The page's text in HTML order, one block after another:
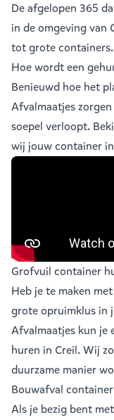
De afgelopen 365
in de omgeving van
totgrote containers.
Hoe wordt een
Benieuwd hoe het
Afvalmaatjes
soepel verloopt.
wij jouw container
Grofvuil container
Heb je te maken
grote opruimklus in
Afvalmaatjes kun je
huren in Creil. Wij
duurzame manier
Bouwafval
Als je bezig bent